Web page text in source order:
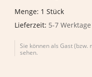
Menge: 1 Stück
Lieferzeit: 5-7
Sie können als Gast
sehen.